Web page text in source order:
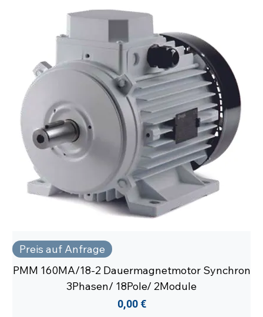
Preis auf Anfrage
PMM 160MA/18-2 Dauermagnetmotor Synchron
3Phasen/ 18Pole/ 2Module
Preis
0,00 €